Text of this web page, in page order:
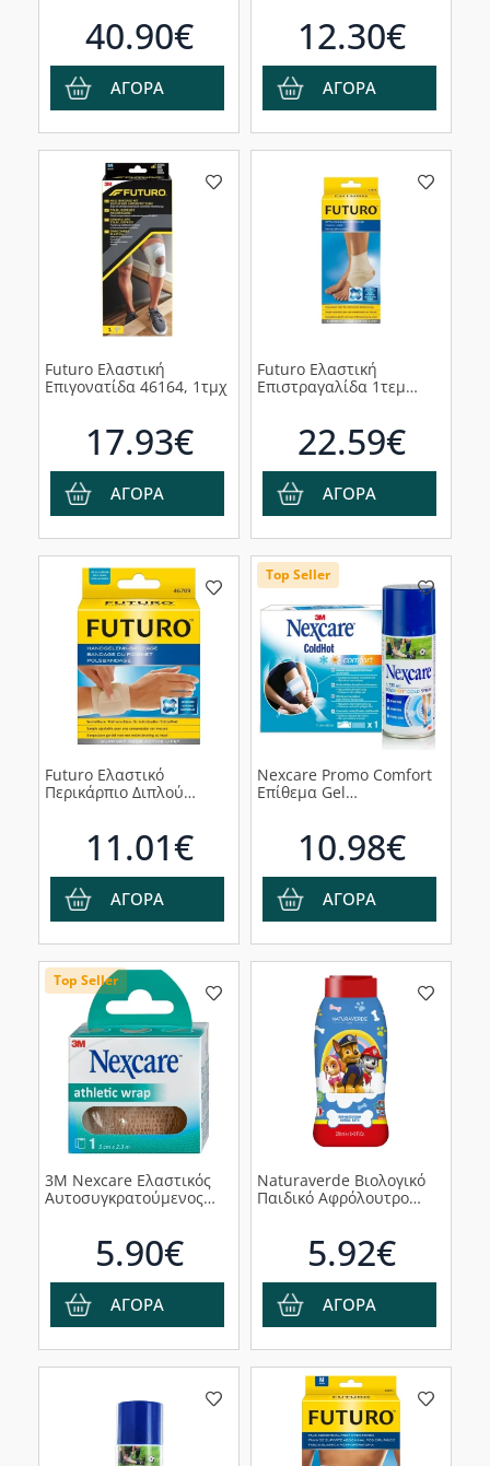
40.90€
ΑΓΟΡΑ
12.30€
ΑΓΟΡΑ
Futuro Ελαστική
Επιγονατίδα 46164, 1τμχ
17.93€
ΑΓΟΡΑ
Futuro Ελαστική
Επιστραγαλίδα 1τεμ
22.59€
ΑΓΟΡΑ
Futuro Ελαστικό
Περικάρπιο Διπλού
11.01€
ΑΓΟΡΑ
Top Seller
Nexcare Promo Comfort
Επίθεμα Gel
Χρήσης 26x11cm, 1τμχ &
Ψυκτικό Σπρέι Άμεσης
Δράσης, 150ml
10.98€
ΑΓΟΡΑ
Top Seller
3M Nexcare Ελαστικός
Αυτοσυγκρατούμενος
5.90€
ΑΓΟΡΑ
Naturaverde Βιολογικό
Παιδικό Αφρόλουτρο
5.92€
ΑΓΟΡΑ